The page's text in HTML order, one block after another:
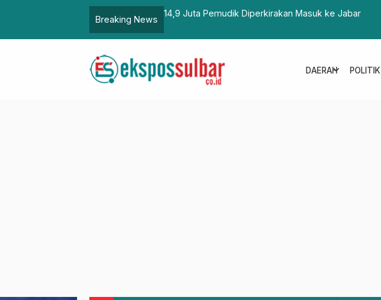
Breaking News
14,9 Juta Pemudik Diperkirakan Masuk ke Jabar
DAERAH
expand_more POLITIK